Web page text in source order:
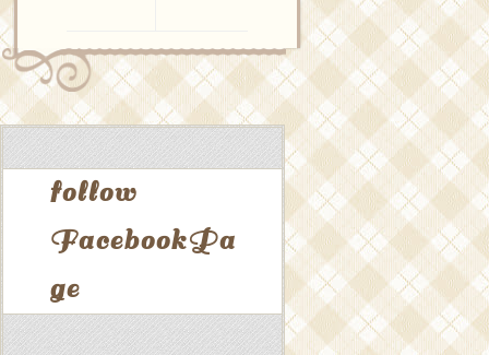
follow
FacebookPa
ge